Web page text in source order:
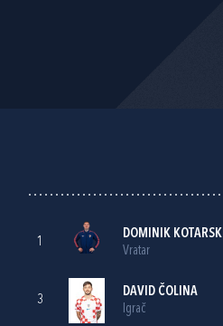
1
DOMINIK KOTARSKI
Vratar
3
DAVID ČOLINA
Igrač